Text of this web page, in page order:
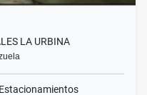
LA URBINA
Estacionamientos